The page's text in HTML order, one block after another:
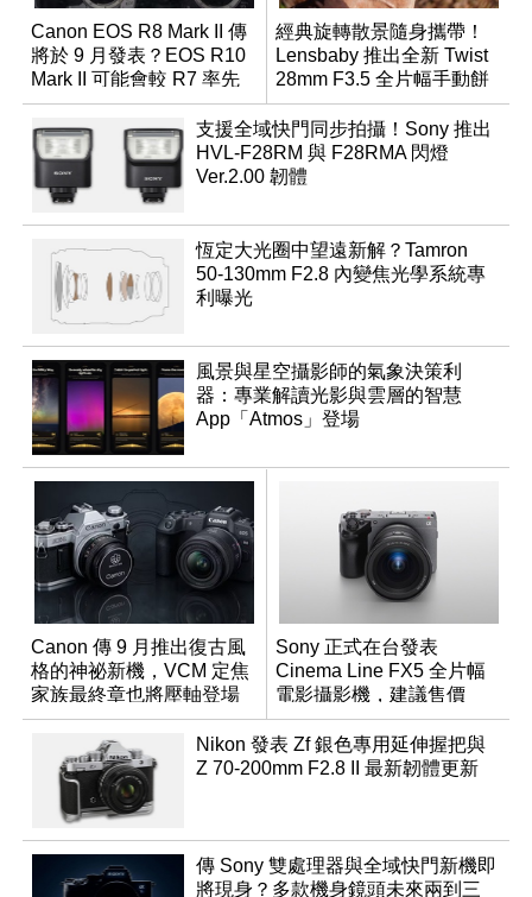
Canon EOS R8 Mark II 傳
將於 9 月發表？EOS R10
Mark II 可能會較 R7 率先
推出
經典旋轉散景隨身攜帶！
Lensbaby 推出全新 Twist
28mm F3.5 全片幅手動餅
乾鏡
支援全域快門同步拍攝！Sony 推出
HVL-F28RM 與 F28RMA 閃燈
Ver.2.00 韌體
恆定大光圈中望遠新解？Tamron
50-130mm F2.8 內變焦光學系統專
利曝光
風景與星空攝影師的氣象決策利
器：專業解讀光影與雲層的智慧
App「Atmos」登場
Canon 傳 9 月推出復古風
格的神祕新機，VCM 定焦
家族最終章也將壓軸登場
Sony 正式在台發表
Cinema Line FX5 全片幅
電影攝影機，建議售價
NT$144,980
Nikon 發表 Zf 銀色專用延伸握把與
Z 70-200mm F2.8 II 最新韌體更新
傳 Sony 雙處理器與全域快門新機即
將現身？多款機身鏡頭未來兩到三